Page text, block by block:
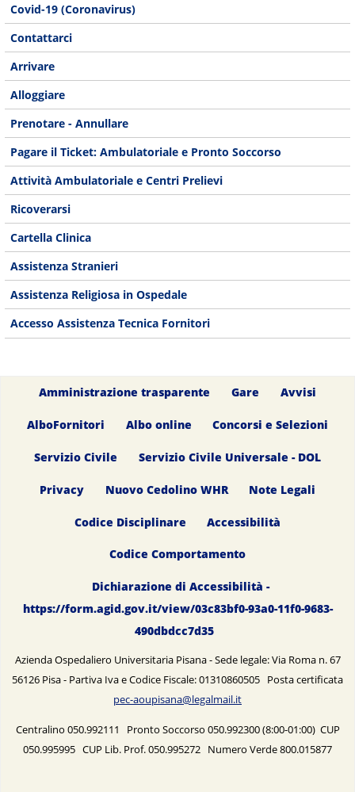
Covid-19 (Coronavirus)
Contattarci
Arrivare
Alloggiare
Prenotare - Annullare
Pagare il Ticket: Ambulatoriale e Pronto Soccorso
Attività Ambulatoriale e Centri Prelievi
Ricoverarsi
Cartella Clinica
Assistenza Stranieri
Assistenza Religiosa in Ospedale
Accesso Assistenza Tecnica Fornitori
Amministrazione trasparente Gare Avvisi
AlboFornitori Albo online Concorsi e Selezioni
Servizio Civile Servizio Civile Universale - DOL
Privacy Nuovo Cedolino WHR Note Legali
Codice Disciplinare Accessibilità
Codice Comportamento
Dichiarazione di Accessibilità -
https://form.agid.gov.it/view/03c83bf0-93a0-11f0-9683-
490dbdcc7d35
Azienda Ospedaliero Universitaria Pisana - Sede legale: Via Roma n. 67
56126 Pisa - Partiva Iva e Codice Fiscale: 01310860505 Posta certificata
pec-aoupisana@legalmail.it
Centralino 050.992111 Pronto Soccorso 050.992300 (8:00-01:00) CUP
050.995995 CUP Lib. Prof. 050.995272 Numero Verde 800.015877